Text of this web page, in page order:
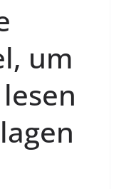
um